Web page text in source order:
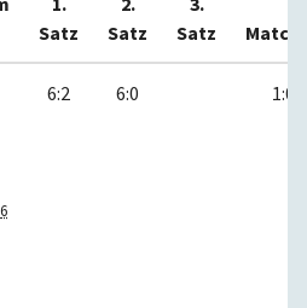
Satz
Satz
Satz
6
6:2 6:0 1:0